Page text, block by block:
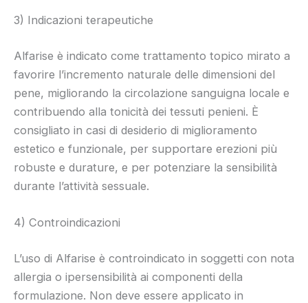
3) Indicazioni terapeutiche
Alfarise è indicato come trattamento topico mirato a
favorire l’incremento naturale delle dimensioni del
pene, migliorando la circolazione sanguigna locale e
contribuendo alla tonicità dei tessuti penieni. È
consigliato in casi di desiderio di miglioramento
estetico e funzionale, per supportare erezioni più
robuste e durature, e per potenziare la sensibilità
durante l’attività sessuale.
4) Controindicazioni
L’uso di Alfarise è controindicato in soggetti con nota
allergia o ipersensibilità ai componenti della
formulazione. Non deve essere applicato in